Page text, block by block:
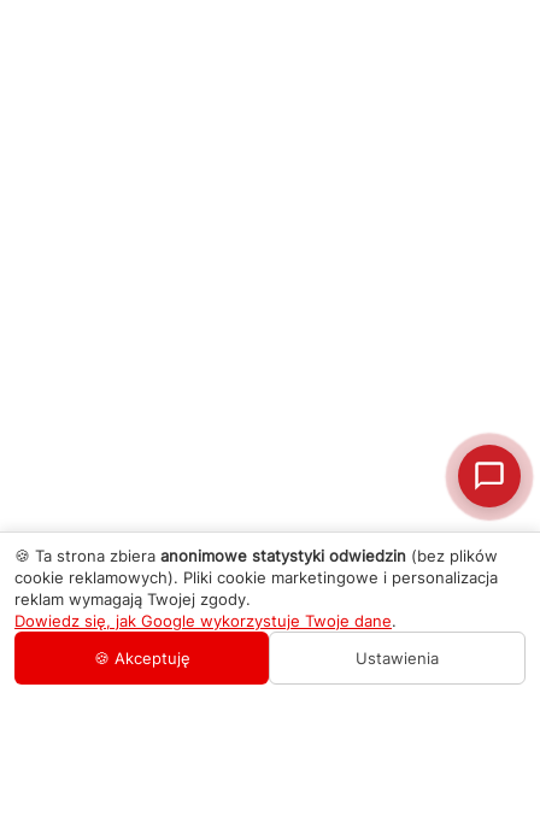
🍪 Ta strona zbiera anonimowe statystyki odwiedzin (bez plików
cookie reklamowych). Pliki cookie marketingowe i personalizacja
reklam wymagają Twojej zgody.
Dowiedz się, jak Google wykorzystuje Twoje dane.
🍪 Akceptuję
Ustawienia